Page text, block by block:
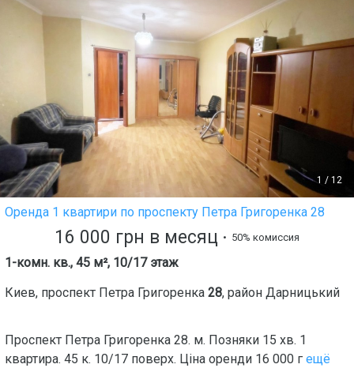
1 / 12
Оренда 1 квартири по проспекту Петра Григоренка 28
16 000 грн в месяц • 50% комиссия
1-комн. кв., 45 м², 10/17 этаж
Киев, проспект Петра Григоренка 28, район Дарницький
Проспект Петра Григоренка 28. м. Позняки 15 хв. 1
квартира. 45 к. 10/17 поверх. Ціна оренди 16 000 г ещё